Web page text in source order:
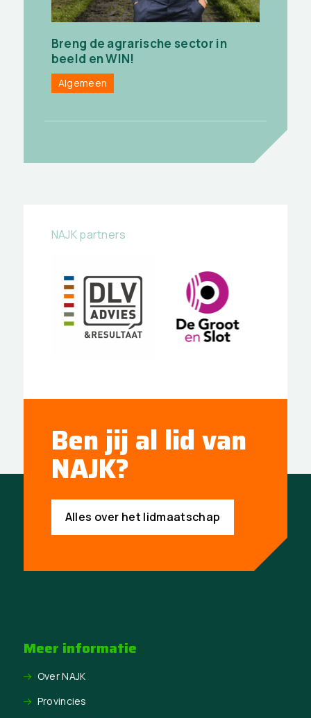
Breng de agrarische sector in
beeld en WIN!
Algemeen
NAJK partners
Ben jij al lid van
NAJK?
Alles over het lidmaatschap
Meer informatie
Over NAJK
Provincies